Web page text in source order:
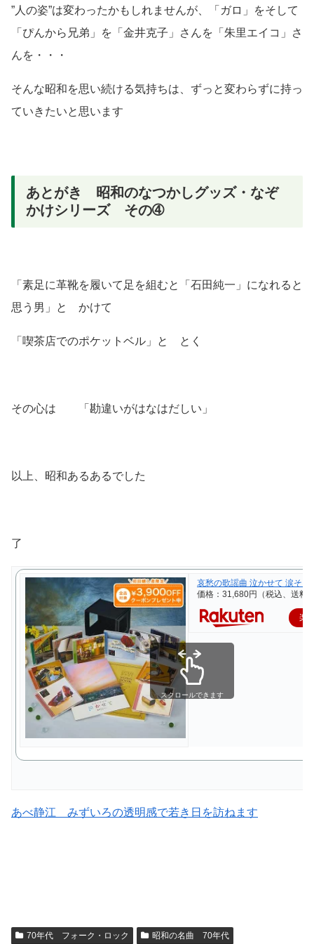
”人の姿”は変わったかもしれませんが、「ガロ」をそして
「ぴんから兄弟」を「金井克子」さんを「朱里エイコ」さ
んを・・・
そんな昭和を思い続ける気持ちは、ずっと変わらずに持っ
ていきたいと思います
あとがき 昭和のなつかしグッズ・なぞ
かけシリーズ その➃
「素足に革靴を履いて足を組むと「石田純一」になれると
思う男」と かけて
「喫茶店でのポケットベル」と とく
その心は 「勘違いがはなはだしい」
以上、昭和あるあるでした
了
哀愁の歌謡曲 泣かせて 涙そ
価格：31,680円（税込、送料
楽
スクロールできます
あべ静江 みずいろの透明感で若き日を訪ねます
70年代 フォーク・ロック 昭和の名曲 70年代